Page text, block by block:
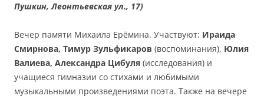
Пушкин, Леонтьевская ул., 17)
Вечер памяти Михаила Ерёмина. Участвуют: Ираида
Смирнова, Тимур Зульфикаров (воспоминания), Юлия
Валиева, Александра Цибуля (исследования) и
учащиеся гимназии со стихами и любимыми
музыкальными произведениями поэта. Также на вечере